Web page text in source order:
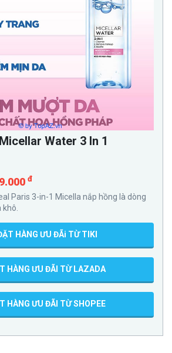
Water 3 In 1
đ
Paris 3-in-1 Micella nắp hồng là dòng
HÀNG ƯU ĐÃi TỪ TIKI
HÀNG ƯU ĐÃI TỪ LAZADA
HÀNG ƯU ĐÃI TỪ SHOPEE